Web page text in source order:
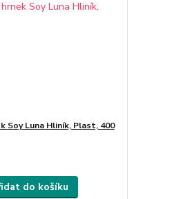
Soy Luna Hliník, Plast, 400
do košíku